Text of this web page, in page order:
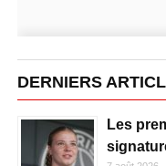
DERNIERS
Les